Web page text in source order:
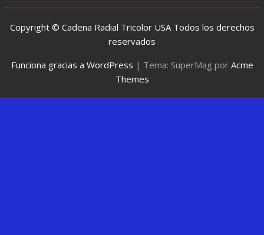
Copyright © Cadena Radial Tricolor USA Todos los derechos
reservados
Funciona gracias a WordPress | Tema: SuperMag por Acme
Themes